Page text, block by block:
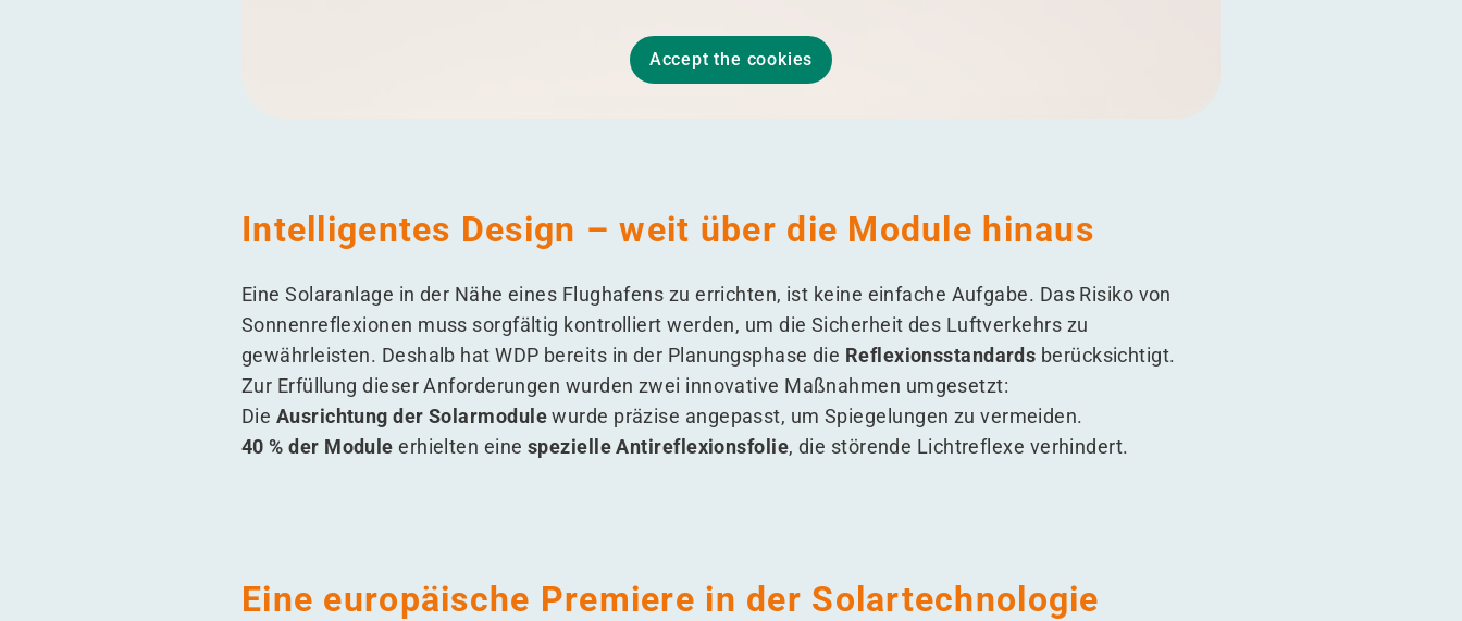
Accept the cookies
Intelligentes Design – weit über die Module hinaus
Eine Solaranlage in der Nähe eines Flughafens zu errichten, ist keine einfache Aufgabe. Das Risiko von
Sonnenreflexionen muss sorgfältig kontrolliert werden, um die Sicherheit des Luftverkehrs zu
gewährleisten. Deshalb hat WDP bereits in der Planungsphase die Reflexionsstandards berücksichtigt.
Zur Erfüllung dieser Anforderungen wurden zwei innovative Maßnahmen umgesetzt:
Die Ausrichtung der Solarmodulewurde präzise angepasst, um Spiegelungen zu vermeiden.
40 % der Module erhielten eine spezielle Antireflexionsfolie, die störende Lichtreflexe verhindert.
Eine europäische Premiere in der Solartechnologie